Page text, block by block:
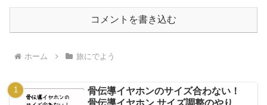
コメントを書き込む
ホーム 旅にでよう
骨伝導イヤホンのサイズ合わない！